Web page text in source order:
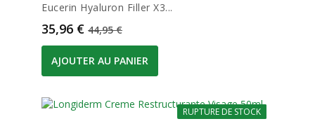
Eucerin Hyaluron Filler X3...
Prix
35,96 € Prix de base
44,95 €
AJOUTER AU PANIER
-20%
RUPTURE DE STOCK